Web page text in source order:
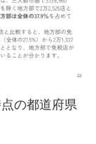
の都道府県